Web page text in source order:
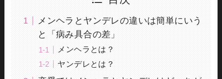
メンヘラとヤンデレの違いは簡単にいう
と「病み具合の差」
メンヘラとは？
ヤンデレとは？